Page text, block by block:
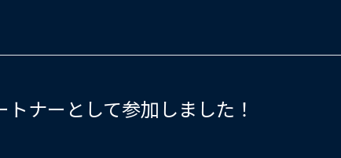
ナーとして参加しました！